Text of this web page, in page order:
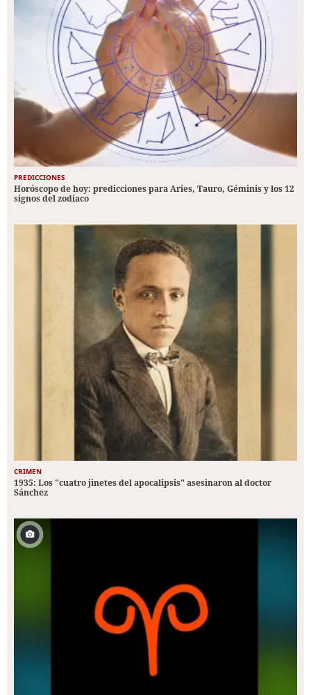
PREDICCIONES
Horóscopo de hoy: predicciones para Aries, Tauro, Géminis y los 12
signos del zodiaco
CRIMEN
1935: Los "cuatro jinetes del apocalipsis" asesinaron al doctor
Sánchez